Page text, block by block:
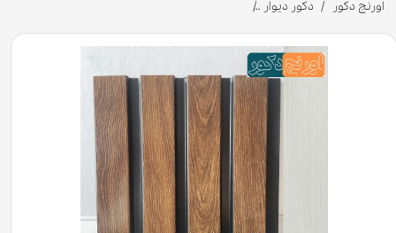
اورنج دکور دکور دیوار